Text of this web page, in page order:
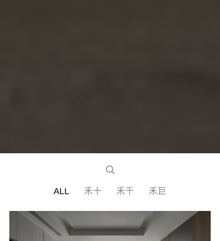
ALL 禾十 禾千 禾巨